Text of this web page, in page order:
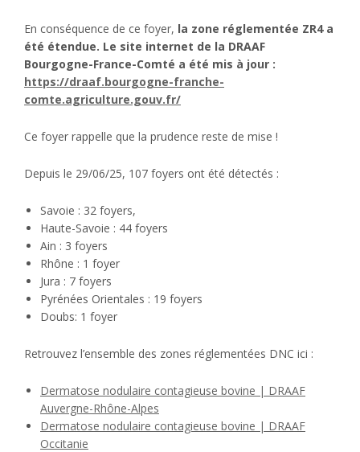
En conséquence de ce foyer, la zone réglementée ZR4 a
été étendue. Le site internet de la DRAAF
Bourgogne-France-Comté a été mis à jour :
https://draaf.bourgogne-franche-
comte.agriculture.gouv.fr/
Ce foyer rappelle que la prudence reste de mise !
Depuis le 29/06/25, 107 foyers ont été détectés :
Savoie : 32 foyers,​
Haute-Savoie : 44 foyers​
Ain : 3 foyers​
Rhône : 1 foyer​
Jura : 7 foyers​
Pyrénées Orientales : 19 foyers​
Doubs: 1 foyer
Retrouvez l’ensemble des zones réglementées DNC ici :
Dermatose nodulaire contagieuse bovine | DRAAF
Auvergne-Rhône-Alpes
Dermatose nodulaire contagieuse bovine | DRAAF
Occitanie